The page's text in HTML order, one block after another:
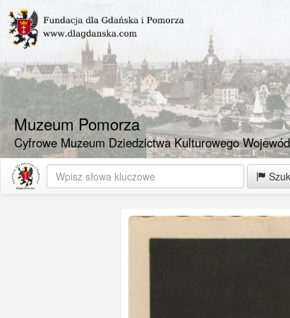
Muzeum Pomorza
Cyfrowe Muzeum Dziedzictwa Kulturowego